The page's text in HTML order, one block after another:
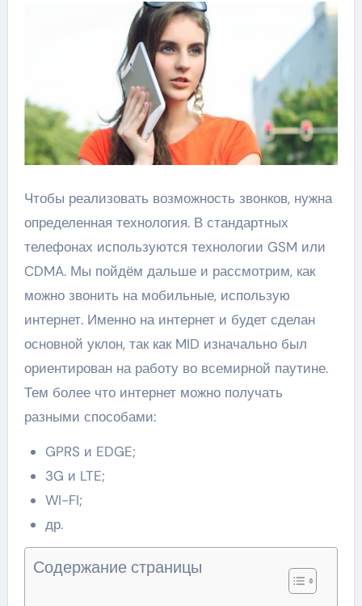
Чтобы реализовать возможность звонков, нужна
определенная технология. В стандартных
телефонах используются технологии GSM или
CDMA. Мы пойдём дальше и рассмотрим, как
можно звонить на мобильные, использую
интернет. Именно на интернет и будет сделан
основной уклон, так как MID изначально был
ориентирован на работу во всемирной паутине.
Тем более что интернет можно получать
разными способами:
GPRS и EDGE;
3G и LTE;
WI-FI;
др.
Содержание страницы